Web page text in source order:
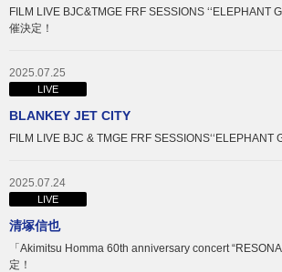
FILM LIVE BJC&TMGE FRF SESSIONS ‘‘ELEPHANT
催決定！
2025.07.25
LIVE
BLANKEY JET CITY
FILM LIVE BJC & TMGE FRF SESSIONS‘‘ELEPHANT
2025.07.24
LIVE
清塚信也
「Akimitsu Homma 60th anniversary concert
定！